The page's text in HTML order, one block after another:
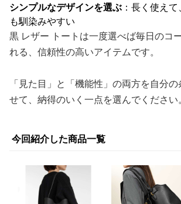
シンプルなデザインを選ぶ ：長く使え
も馴染みやすい
黒 レザー トートは一度選べば毎日のコ
れる、信頼性の高いアイテムです。
「見た目」と「機能性」の両方を自分
せて、納得のいく一点を選んでください。
今回紹介した商品一覧